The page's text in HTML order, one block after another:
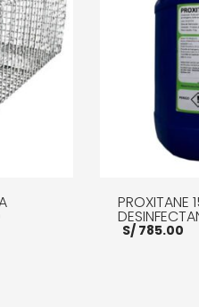
PROXITANE
S/785.00